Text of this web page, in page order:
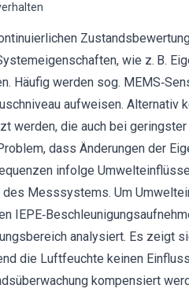
wie z. B.
Häufig werden sog.
aufweisen. Alternativ
werden, die auch bei geringster
dass Änderungen der
infolge
Messsystems. Um
analysiert. Es zeigt
die Luftfeuchte keinen
kompensiert